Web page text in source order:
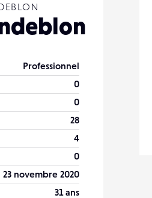
Professionnel
0
0
28
4
0
23 novembre 2020
31 ans